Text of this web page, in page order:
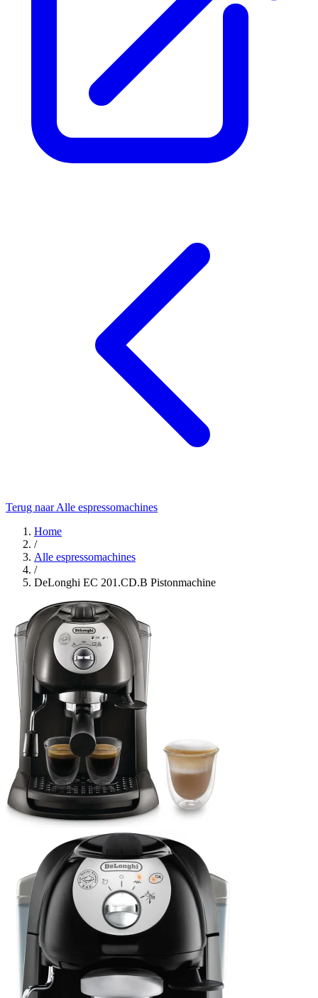
Terug naar Alle espressomachines
Home
/
Alle espressomachines
/
DeLonghi EC 201.CD.B Pistonmachine